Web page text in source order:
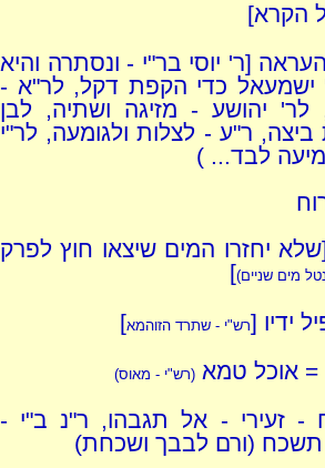
הקרא]
[ר' יוסי בר"י - ונסתרה והיא
ישמעאל כדי הקפת דקל, לר"א -
לר' יהושע - מזיגה ושתיה, לבן
ביצה, ר"ע - לצלות ולגומעה, לר"י
לבד... )
יחזרו המים שיצאו חוץ לפרק
מים שניים)]
ידיו [רש"י - שתרד הזוהמא]
= אוכל טמא (רש"י - מאוס)
- זעירי - אל תגבהו, ר"נ ב"י -
(ורם לבבך ושכחת)